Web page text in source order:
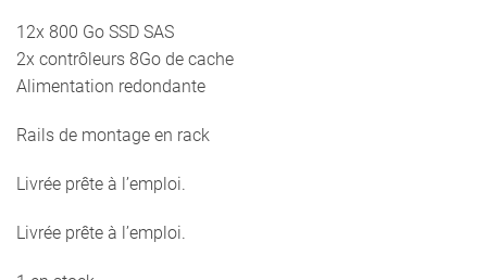
12x 800 Go SSD SAS
2x contrôleurs 8Go de cache
Alimentation redondante
Rails de montage en rack
Livrée prête à l’emploi.
Livrée prête à l’emploi.